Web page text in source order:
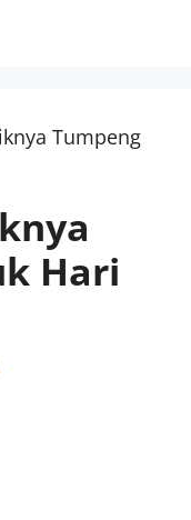
Tumpeng
Hari